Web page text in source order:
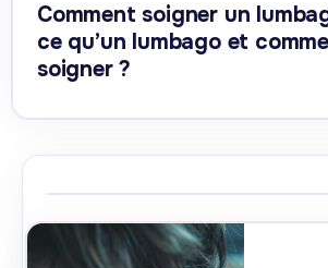
Comment soigner un
ce qu’un lumbago et
soigner ?